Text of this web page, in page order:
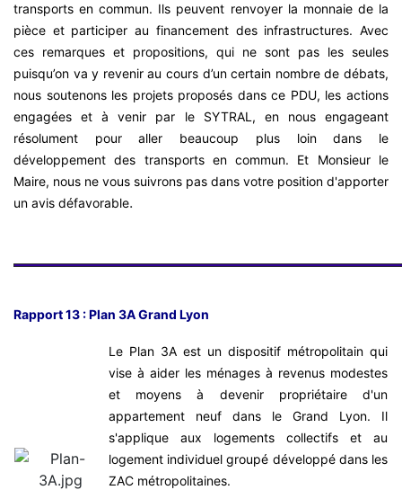
transports en commun. Ils peuvent renvoyer la monnaie de la
pièce et participer au financement des infrastructures. Avec
ces remarques et propositions, qui ne sont pas les seules
puisqu’on va y revenir au cours d’un certain nombre de débats,
nous soutenons les projets proposés dans ce PDU, les actions
engagées et à venir par le SYTRAL, en nous engageant
résolument pour aller beaucoup plus loin dans le
développement des transports en commun. Et Monsieur le
Maire, nous ne vous suivrons pas dans votre position d'apporter
un avis défavorable.
Rapport 13 : Plan 3A Grand Lyon
Le Plan 3A est un dispositif métropolitain qui
vise à aider les ménages à revenus modestes
et moyens à devenir propriétaire d'un
appartement neuf dans le Grand Lyon. Il
s'applique aux logements collectifs et au
logement individuel groupé développé dans les
ZAC métropolitaines.